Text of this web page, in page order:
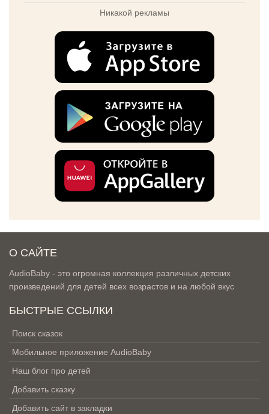
Никакой рекламы
О САЙТЕ
AudioBaby - это огромная коллекция различных детских
произведений для детей всех возрастов и на любой вкус
БЫСТРЫЕ ССЫЛКИ
Поиск сказок
Мобильное приложение AudioBaby
Наш блог про детей
Добавить сказку
Добавить сайт в закладки